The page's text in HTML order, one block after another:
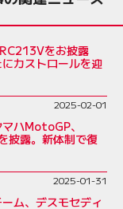
をお披露
カストロールを迎
2025-02-01
ハMotoGP、
披露。新体制で復
2025-01-31
ム、デスモセディ